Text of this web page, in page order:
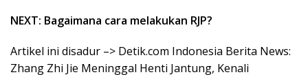
NEXT: Bagaimana cara melakukan RJP?
Artikel ini disadur –> Detik.com Indonesia Berita News:
Zhang Zhi Jie Meninggal Henti Jantung, Kenali